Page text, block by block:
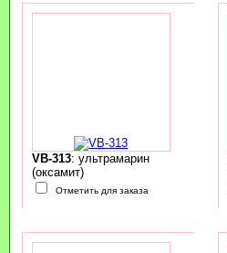
VB-313: ультрамарин
(оксамит)
Отметить для заказа